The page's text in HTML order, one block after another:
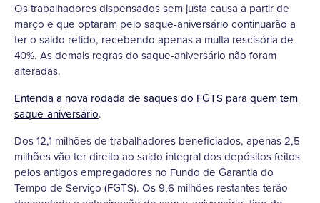
Os trabalhadores dispensados sem justa causa a partir de
março e que optaram pelo saque-aniversário continuarão a
ter o saldo retido, recebendo apenas a multa rescisória de
40%. As demais regras do saque-aniversário não foram
alteradas.
Entenda a nova rodada de saques do FGTS para quem tem
saque-aniversário.
Dos 12,1 milhões de trabalhadores beneficiados, apenas 2,5
milhões vão ter direito ao saldo integral dos depósitos feitos
pelos antigos empregadores no Fundo de Garantia do
Tempo de Serviço (FGTS). Os 9,6 milhões restantes terão